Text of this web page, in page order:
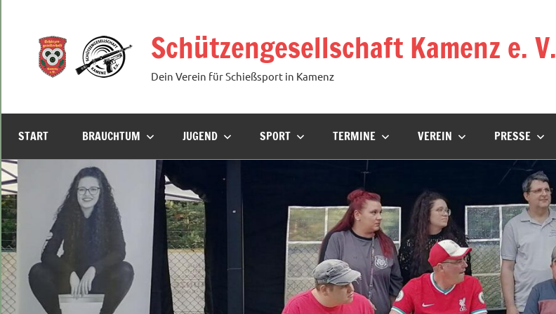
springen
Schützengesellschaft Kamenz e. V.
Dein Verein für Schießsport in Kamenz
START BRAUCHTUM JUGEND SPORT TERMINE VEREIN PRESSE